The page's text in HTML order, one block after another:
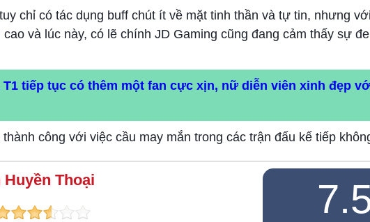
chỉ có tác dụng buff chút ít về mặt tinh thần và tự tin, nhưng
và lúc này, có lẽ chính JD Gaming cũng đang cảm thấy sự
T1 tiếp tục có thêm một fan cực xịn, nữ diễn viên xinh đẹp
công với việc cầu may mắn trong các trận đấu kế tiếp
Thoại